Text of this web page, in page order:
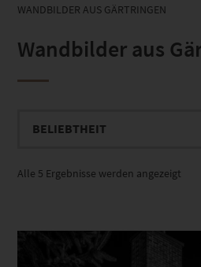
WANDBILDER AUS GÄRTRINGEN
Wandbilder aus
Alle 5 Ergebnisse werden angezeigt
Dieses Produkt weist mehrere Varianten auf. Die Optionen können